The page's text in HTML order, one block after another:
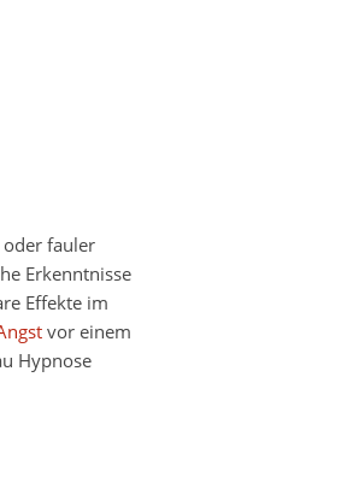
fauler
Erkenntnisse
Effekte im
vor einem
Hypnose